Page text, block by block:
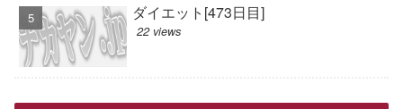
ダイエット[473日目]
22 views